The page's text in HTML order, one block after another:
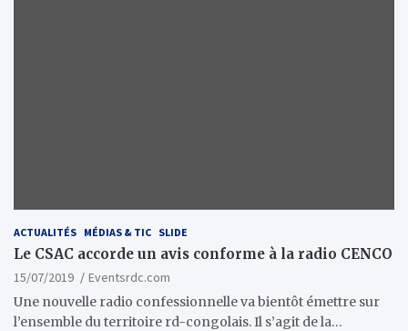
ACTUALITÉS MÉDIAS & TIC SLIDE
Le CSAC accorde un avis conforme à la radio CENCO
15/07/2019
Eventsrdc.com
Une nouvelle radio confessionnelle va bientôt émettre sur
l’ensemble du territoire rd-congolais. Il s’agit de la…